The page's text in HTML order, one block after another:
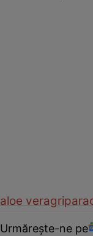
aloe veragripa
Urmărește-ne pe